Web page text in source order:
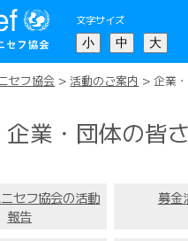
文字サイズ
小
中 大
セフ協会 >活動のご案内 >企業
企業・団体の皆
セフ協会の活動
報告
募金